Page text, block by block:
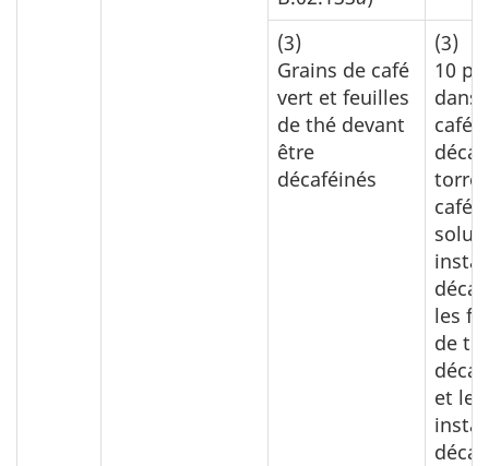
(3)
Grains de café
vert et feuilles
de thé devant
être
décaféinés
(3)
10
dans
café
café
les
de
et le